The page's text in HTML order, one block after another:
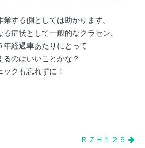
する側としては助かります。
症状として一般的なクラセン、
年経過車あたりにとって
のはいいことかな？
クも忘れずに！
ＲＺＨ１２５